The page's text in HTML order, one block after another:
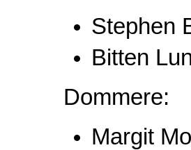
Stephen
Bitten
Dommere:
Margit